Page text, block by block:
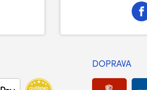
DOPRAVA